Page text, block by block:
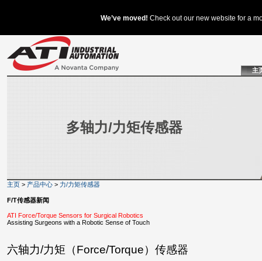
主
多轴力/力矩传感器
主页 > 产品中心 > 力/力矩传感器
F/T传感器新闻
ATI Force/Torque Sensors for Surgical Robotics
Assisting Surgeons with a Robotic Sense of Touch
六轴力/力矩（Force/Torque）传感器